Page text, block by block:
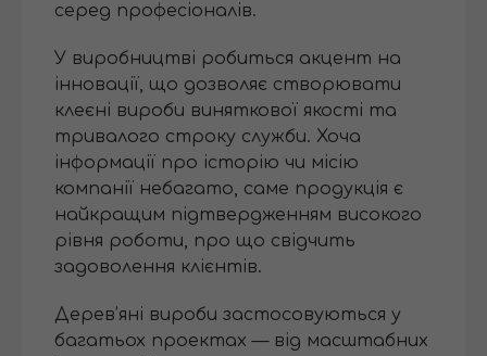
серед професіоналів.
У виробництві робиться акцент на
інновації, що дозволяє створювати
клеєні вироби виняткової якості та
тривалого строку служби. Хоча
інформації про історію чи місію
компанії небагато, саме продукція є
найкращим підтвердженням високого
рівня роботи, про що свідчить
задоволення клієнтів.
Дерев’яні вироби застосовуються у
багатьох проектах — від масштабних